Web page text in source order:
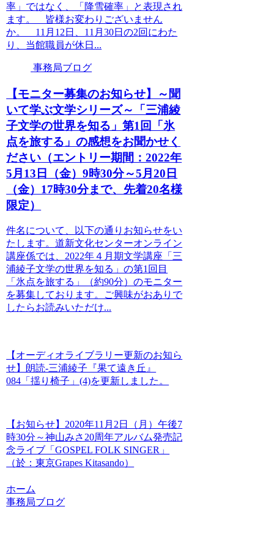
率」ではなく、「降雪確率」と表現され
ます。 皆様お変わりございません
か。 11月12日、11月30日の2回にわた
り、当館職員が休日...
事務局ブログ
【モニター募集のお知らせ】～聞
いて学ぶ文学シリーズ～「三浦綾
子文学の世界を知る」第1回「氷
点を旅する」の感想をお聞かせく
ださい（エントリー期間：2022年
5月13日（金）9時30分～5月20日
（金）17時30分まで、先着20名様
限定）
件名について、以下の通りお知らせをい
たします。道新文化センターオンライン
講座係では、2022年４月期文学講座「三
浦綾子文学の世界を知る」の第1回目
「氷点を旅する」（約90分）のモニター
を募集しております。ご興味がおありで
したらお読みいただけ...
【オーディオライブラリー更新のお知ら
せ】朗読-三浦綾子『果て遠き丘』
084「揺り椅子」(4)を更新しました。
【お知らせ】2020年11月2日（月）午後7
時30分～神山みさ20周年アルバム発売記
念ライブ「GOSPEL FOLK SINGER」
（於：東京Grapes Kitasando）
ホーム
事務局ブログ